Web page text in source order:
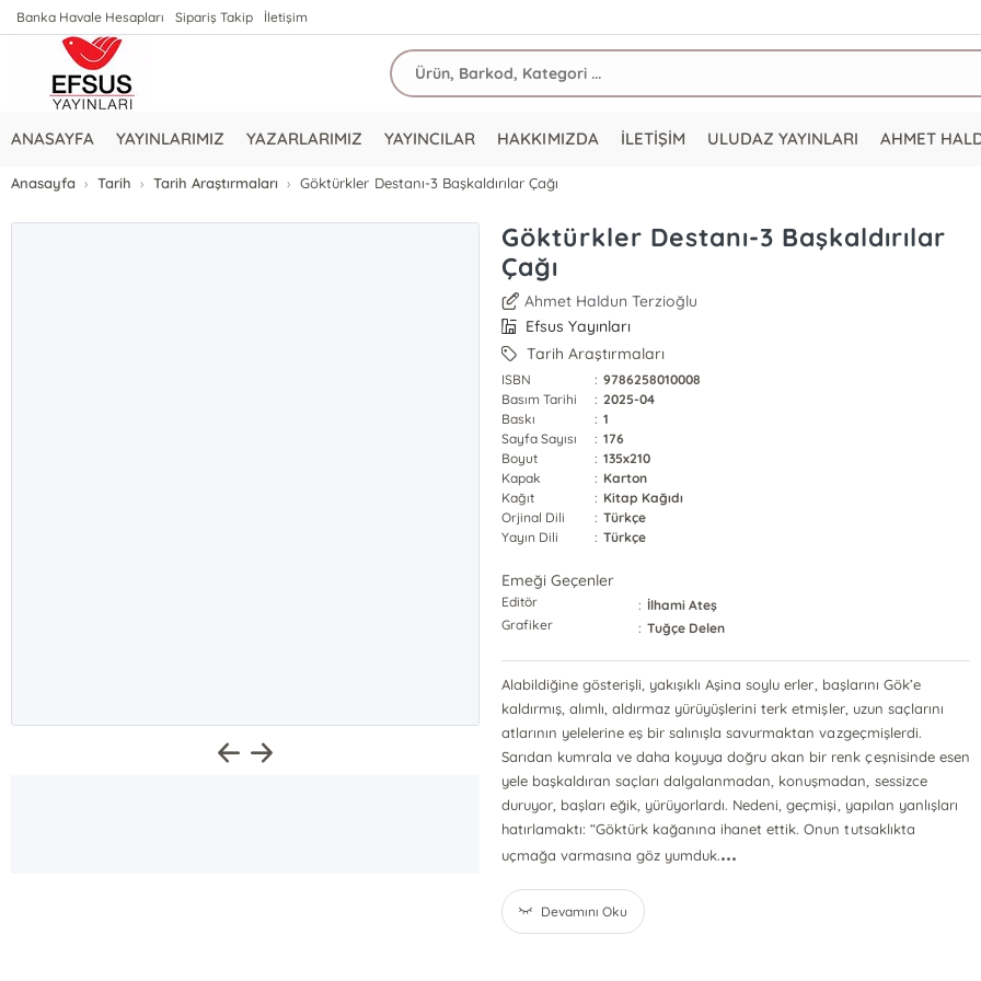
Banka Havale Hesapları Sipariş Takip İletişim
ANASAYFA YAYINLARIMIZ YAZARLARIMIZ YAYINCILAR HAKKIMIZDA İLETİŞİM ULUDAZ YAYINLARI AHMET
Anasayfa Tarih Tarih Araştırmaları Göktürkler Destanı-3 Başkaldırılar Çağı
Göktürkler Destanı-3 Başkaldırılar
Çağı
Ahmet Haldun Terzioğlu
Efsus Yayınları
Tarih Araştırmaları
ISBN : 9786258010008
Basım Tarihi
: 2025-04
Baskı
: 1
Sayfa Sayısı
: 176
Boyut
: 135x210
Kapak
: Karton
Kağıt
: Kitap Kağıdı
Orjinal Dili
: Türkçe
Yayın Dili
: Türkçe
Emeği Geçenler
Editör : İlhami Ateş
Grafiker
: Tuğçe Delen
Alabildiğine gösterişli, yakışıklı Aşina soylu erler, başlarını Gök’e
kaldırmış, alımlı, aldırmaz yürüyüşlerini terk etmişler, uzun saçlarını
atlarının yelelerine eş bir salınışla savurmaktan vazgeçmişlerdi.
Sarıdan kumrala ve daha koyuya doğru akan bir renk çeşnisinde esen
yele başkaldıran saçları dalgalanmadan, konuşmadan, sessizce
duruyor, başları eğik, yürüyorlardı. Nedeni, geçmişi, yapılan yanlışları
hatırlamaktı: “Göktürk kağanına ihanet ettik. Onun tutsaklıkta
uçmağa varmasına göz yumduk....
Devamını Oku